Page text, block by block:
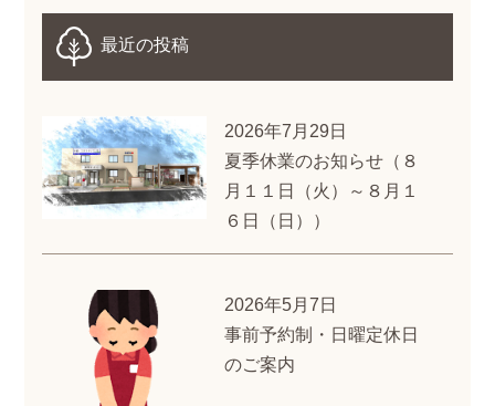
最近の投稿
2026年7月29日
夏季休業のお知らせ（８
月１１日（火）～８月１
６日（日））
2026年5月7日
事前予約制・日曜定休日
のご案内